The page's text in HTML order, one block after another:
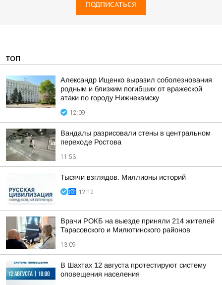
ПОДПИСАТЬСЯ
ТОП
Александр Ищенко выразил соболезнования
родным и близким погибших от вражеской
атаки по городу Нижнекамску
12:09
Вандалы разрисовали стены в центральном
переходе Ростова
11:53
Тысячи взглядов. Миллионы историй
12:12
Врачи РОКБ на выезде приняли 214 жителей
Тарасовского и Милютинского районов
13:09
В Шахтах 12 августа протестируют систему
оповещения населения